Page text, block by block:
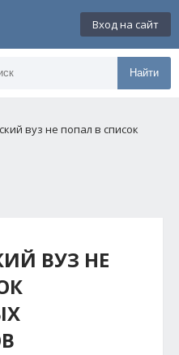
Вход на сайт
Найти
вуз не попал в список
ВУЗ НЕ